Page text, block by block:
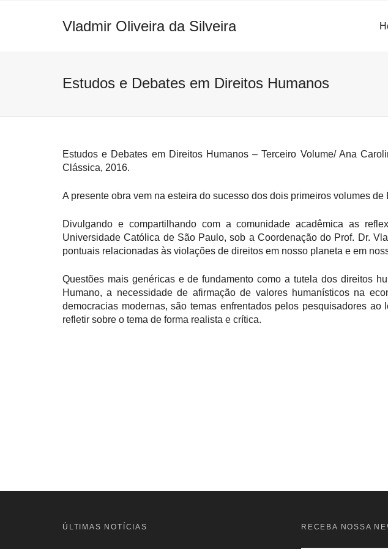
Vladmir Oliveira da Silveira
Estudos e Debates em Direitos Humanos
Estudos e Debates em Direitos Humanos – Terceiro Volume/ Ana
Clássica, 2016.
A presente obra vem na esteira do sucesso dos dois primeiros volumes
Divulgando e compartilhando com a comunidade acadêmica as
Universidade Católica de São Paulo, sob a Coordenação do Prof. Dr.
pontuais relacionadas às violações de direitos em nosso planeta e em
Questões mais genéricas e de fundamento como a tutela dos direitos
Humano, a necessidade de afirmação de valores humanísticos na
democracias modernas, são temas enfrentados pelos pesquisadores
refletir sobre o tema de forma realista e crítica.
ÚLTIMAS NOTÍCIAS RECEBA NOSSA